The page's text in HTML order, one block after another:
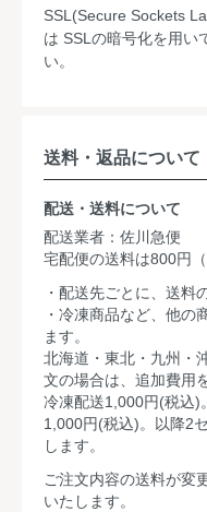
SSL(Secure Sockets
は SSLの暗号化を用い
い。
送料・返品について
配送・送料について
配送業者：佐川急便
宅配便の送料は800円（
・配送先ごとに、送料
・冷凍商品など、他の
ます。
北海道・東北・九州・
文の場合は、追加費用
冷凍配送1,000円(税込)
1,000円(税込)。以降2
します。
ご注文内容の送料が変
いたします。